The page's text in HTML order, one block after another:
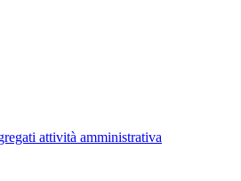
attività amministrativa